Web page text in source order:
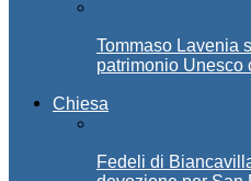
Tommaso Lavenia
patrimonio Unesco
Chiesa
Fedeli di